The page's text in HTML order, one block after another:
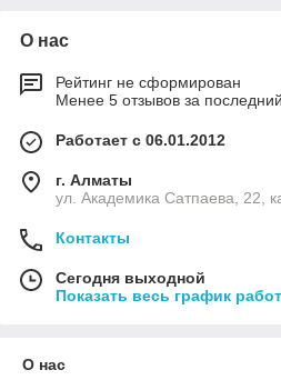
О нас
Рейтинг не сформирован
Менее 5 отзывов за
Работает с 06.01.2012
г. Алматы
ул. Академика Сатпаева, 22,
Контакты
Сегодня выходной
Показать весь график
О нас